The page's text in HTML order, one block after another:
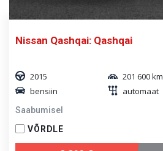
Nissan Qashqai: Qashqai
2015
201 600 km
bensiin
automaat
Saabumisel
VÕRDLE